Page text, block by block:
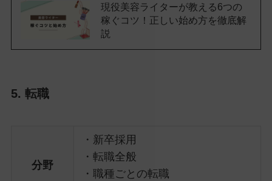
現役美容ライターが教える6つの
稼ぐコツ！正しい始め方を徹底解
説
5. 転職
分野
・新卒採用
・転職全般
・職種ごとの転職